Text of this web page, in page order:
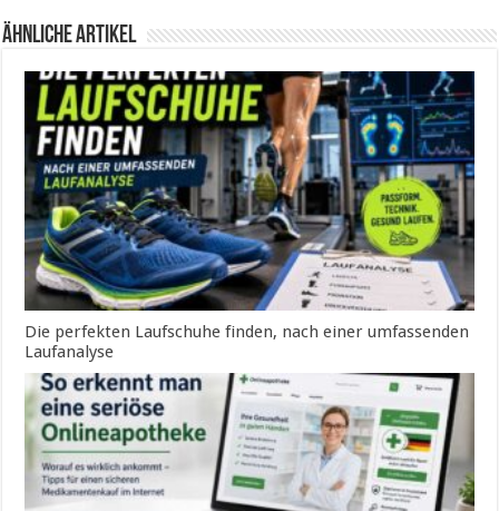
ähnliche Artikel
Die perfekten Laufschuhe finden, nach einer umfassenden
Laufanalyse